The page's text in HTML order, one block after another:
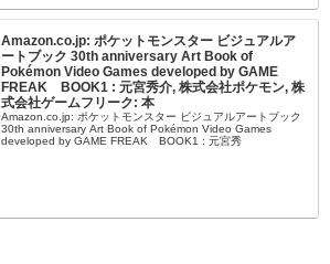
Amazon.co.jp: ポケットモンスター ビジュアルア
ートブック 30th anniversary Art Book of
Pokémon Video Games developed by GAME
FREAK BOOK1 : 元宮秀介, 株式会社ポケモン, 株
式会社ゲームフリーク: 本
Amazon.co.jp: ポケットモンスター ビジュアルアートブック
30th anniversary Art Book of Pokémon Video Games
developed by GAME FREAK BOOK1 : 元宮秀